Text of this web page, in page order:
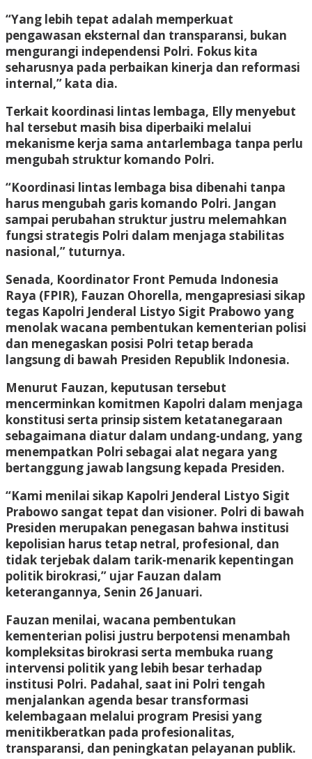
“Yang lebih tepat adalah memperkuat
pengawasan eksternal dan transparansi, bukan
mengurangi independensi Polri. Fokus kita
seharusnya pada perbaikan kinerja dan reformasi
internal,” kata dia.
Terkait koordinasi lintas lembaga, Elly menyebut
hal tersebut masih bisa diperbaiki melalui
mekanisme kerja sama antarlembaga tanpa perlu
mengubah struktur komando Polri.
“Koordinasi lintas lembaga bisa dibenahi tanpa
harus mengubah garis komando Polri. Jangan
sampai perubahan struktur justru melemahkan
fungsi strategis Polri dalam menjaga stabilitas
nasional,” tuturnya.
Senada, Koordinator Front Pemuda Indonesia
Raya (FPIR), Fauzan Ohorella, mengapresiasi sikap
tegas Kapolri Jenderal Listyo Sigit Prabowo yang
menolak wacana pembentukan kementerian polisi
dan menegaskan posisi Polri tetap berada
langsung di bawah Presiden Republik Indonesia.
Menurut Fauzan, keputusan tersebut
mencerminkan komitmen Kapolri dalam menjaga
konstitusi serta prinsip sistem ketatanegaraan
sebagaimana diatur dalam undang-undang, yang
menempatkan Polri sebagai alat negara yang
bertanggung jawab langsung kepada Presiden.
“Kami menilai sikap Kapolri Jenderal Listyo Sigit
Prabowo sangat tepat dan visioner. Polri di bawah
Presiden merupakan penegasan bahwa institusi
kepolisian harus tetap netral, profesional, dan
tidak terjebak dalam tarik-menarik kepentingan
politik birokrasi,” ujar Fauzan dalam
keterangannya, Senin 26 Januari.
Fauzan menilai, wacana pembentukan
kementerian polisi justru berpotensi menambah
kompleksitas birokrasi serta membuka ruang
intervensi politik yang lebih besar terhadap
institusi Polri. Padahal, saat ini Polri tengah
menjalankan agenda besar transformasi
kelembagaan melalui program Presisi yang
menitikberatkan pada profesionalitas,
transparansi, dan peningkatan pelayanan publik.